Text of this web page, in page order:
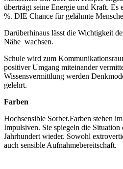
überträgt seine Energie und Kraft. Es
%. DIE Chance für gelähmte
Darüberhinaus lässt die Wichtigkeit
Nähe wachsen.
Schule wird zum
positiver Umgang miteinander
Wissensvermittlung werden
gelehrt.
Farben
Hochsensible Sorbet.Farben stehen
Impulsiven. Sie spiegeln die Situation
Jahrhundert wieder. Sowohl
auch sensible Aufnahmebereitschaft.